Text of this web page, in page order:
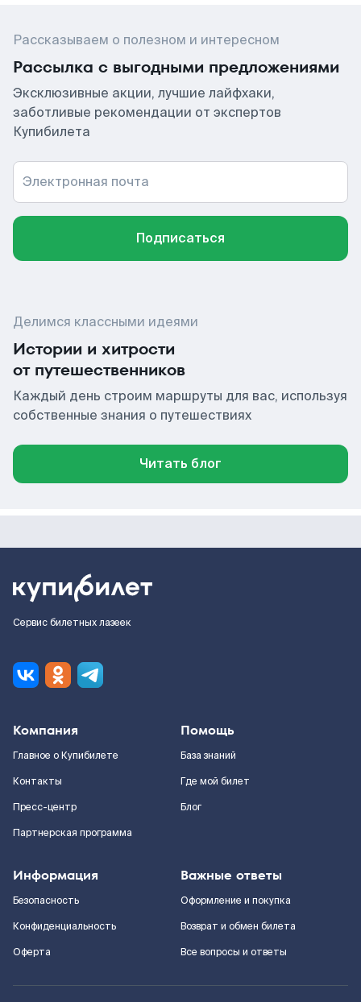
Рассказываем о полезном и интересном
Рассылка с выгодными предложениями
Эксклюзивные акции, лучшие лайфхаки,
заботливые рекомендации от экспертов
Купибилета
Электронная почта
Подписаться
Делимся классными идеями
Истории и хитрости
от путешественников
Каждый день строим маршруты для вас, используя
собственные знания о путешествиях
Читать блог
Сервис билетных лазеек
Компания
Главное о Купибилете
Контакты
Пресс-центр
Партнерская программа
Помощь
База знаний
Где мой билет
Блог
Информация
Безопасность
Конфиденциальность
Оферта
Важные ответы
Оформление и покупка
Возврат и обмен билета
Все вопросы и ответы